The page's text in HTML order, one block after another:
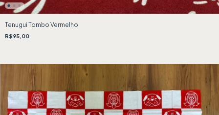
Tenugui Tombo Vermelho
R$95,00